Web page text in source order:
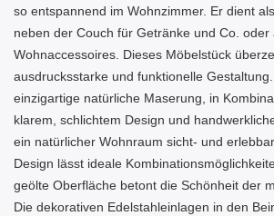
so entspannend im Wohnzimmer. Er dient
neben der Couch für Getränke und Co.
Wohnaccessoires. Dieses Möbelstück
ausdrucksstarke und funktionelle
einzigartige natürliche Maserung, in
klarem, schlichtem Design und
ein natürlicher Wohnraum sicht- und
Design lässt ideale
geölte Oberfläche betont die Schönheit der
Die dekorativen Edelstahleinlagen in den